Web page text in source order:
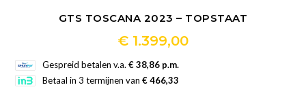
GTS TOSCANA 2023 – TOPSTAAT
€ 1.399,00
Dit
product
Gespreid betalen v.a.€ 38,86 p.m.
Betaal in 3 termijnen van€ 466,33